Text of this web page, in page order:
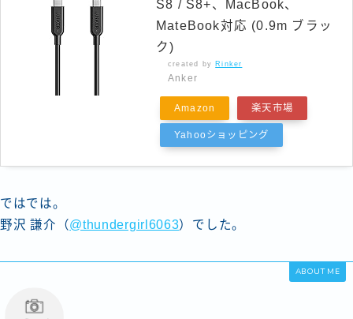
S8 / S8+、MacBook、
MateBook対応 (0.9m ブラッ
ク)
created by Rinker
Anker
Amazon 楽天市場
Yahooショッピング
ではでは。
野沢 謙介（@thundergirl6063）でした。
ABOUT ME